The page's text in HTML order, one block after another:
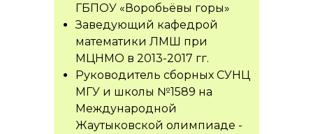
ГБПОУ «Воробьёвы горы»
Заведующий кафедрой
математики ЛМШ при
МЦНМО в 2013-2017 гг.
Руководитель сборных СУНЦ
МГУ и школы №1589 на
Международной
Жаутыковской олимпиаде -